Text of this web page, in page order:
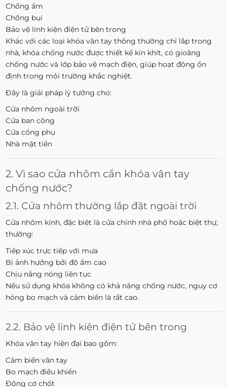
Chống ẩm
Chống bụi
Bảo vệ linh kiện điện tử bên trong
Khác với các loại khóa vân tay thông thường chỉ lắp trong
nhà, khóa chống nước được thiết kế kín khít, có gioăng
chống nước và lớp bảo vệ mạch điện, giúp hoạt động ổn
định trong môi trường khắc nghiệt.
Đây là giải pháp lý tưởng cho:
Cửa nhôm ngoài trời
Cửa ban công
Cửa cổng phụ
Nhà mặt tiền
2. Vì sao cửa nhôm cần khóa vân tay
chống nước?
2.1. Cửa nhôm thường lắp đặt ngoài trời
Cửa nhôm kính, đặc biệt là cửa chính nhà phố hoặc biệt thự,
thường:
Tiếp xúc trực tiếp với mưa
Bị ảnh hưởng bởi độ ẩm cao
Chịu nắng nóng liên tục
Nếu sử dụng khóa không có khả năng chống nước, nguy cơ
hỏng bo mạch và cảm biến là rất cao.
2.2. Bảo vệ linh kiện điện tử bên trong
Khóa vân tay hiện đại bao gồm:
Cảm biến vân tay
Bo mạch điều khiển
Động cơ chốt